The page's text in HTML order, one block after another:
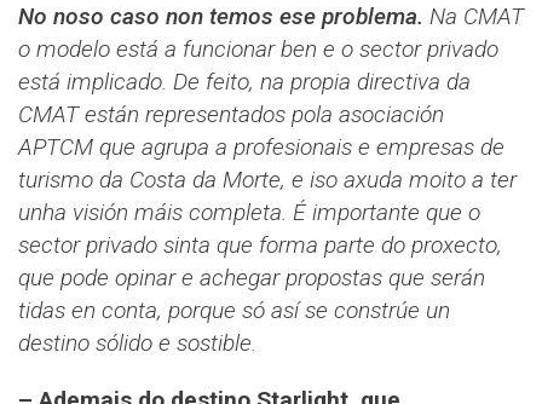
No noso caso non temos ese problema. Na CMAT
o modelo está a funcionar ben e o sector privado
está implicado. De feito, na propia directiva da
CMAT están representados pola asociación
APTCM que agrupa a profesionais e empresas de
turismo da Costa da Morte, e iso axuda moito a ter
unha visión máis completa. É importante que o
sector privado sinta que forma parte do proxecto,
que pode opinar e achegar propostas que serán
tidas en conta, porque só así se constrúe un
destino sólido e sostible.